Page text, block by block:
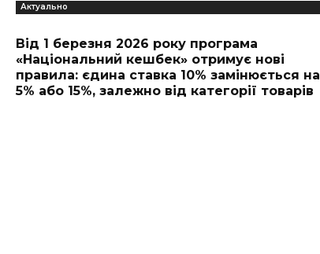
Актуально
Від 1 березня 2026 року програма
«Національний кешбек» отримує нові
правила: єдина ставка 10% замінюється на
5% або 15%, залежно від категорії товарів